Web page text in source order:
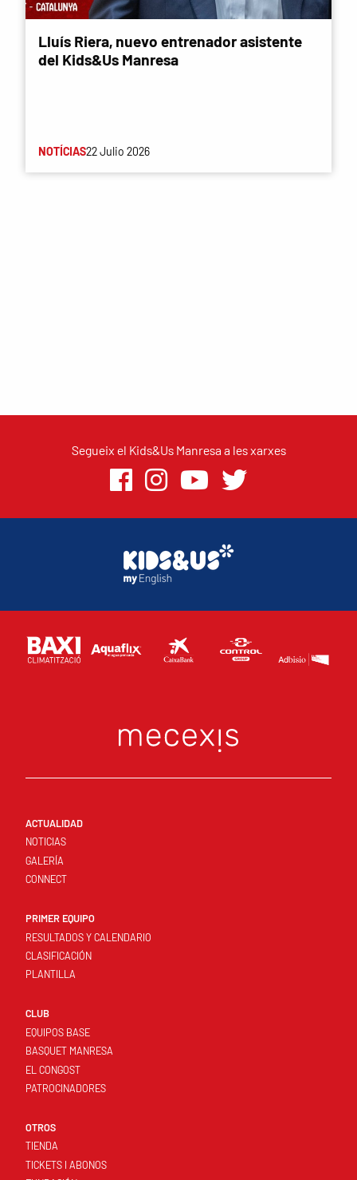
Lluís Riera, nuevo entrenador asistente
del Kids&Us Manresa
NOTÍCIAS22 Julio 2026
Segueix el Kids&Us Manresa a les xarxes
ACTUALIDAD
NOTICIAS
GALERÍA
CONNECT
PRIMER EQUIPO
RESULTADOS Y CALENDARIO
CLASIFICACIÓN
PLANTILLA
CLUB
EQUIPOS BASE
BASQUET MANRESA
EL CONGOST
PATROCINADORES
OTROS
TIENDA
TICKETS I ABONOS